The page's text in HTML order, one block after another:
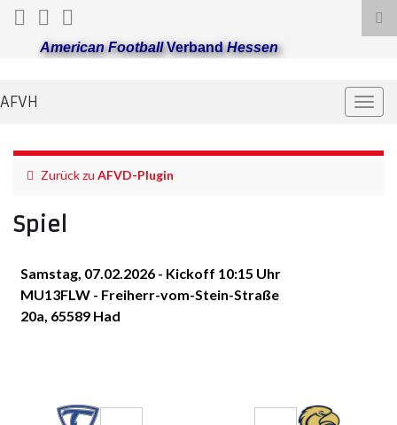
American FootballVerbandHessen
AFVH
Zurück zu AFVD-Plugin
Spiel
Samstag, 07.02.2026 - Kickoff 10:15 Uhr
MU13FLW - Freiherr-vom-Stein-Straße
20a, 65589 Had